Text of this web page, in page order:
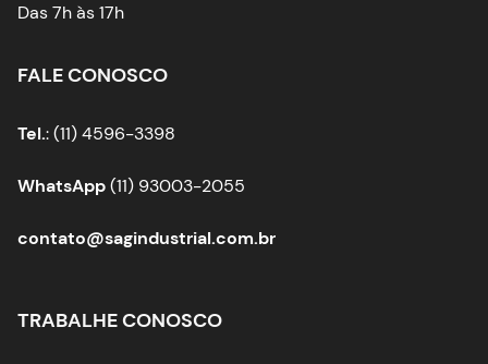
Das 7h às 17h
FALE CONOSCO
Tel.: (11) 4596-3398
WhatsApp(11) 93003-2055
contato@sagindustrial.com.br
TRABALHE CONOSCO